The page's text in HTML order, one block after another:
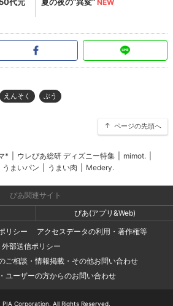
えんそく ぶう
ページの先頭へ
* ウレぴあ総研 ディズニー特集 mimot.
うまいパン うまい肉 Medery.
ぴあ関連サイト
ぴあ(アプリ&Web)
リシー
アクセスデータの利用・著作権等
外部送信ポリシー
ご相談・情報掲載・その他お問い合わせ
ユーザーの方からのお問い合わせ
Corporation. All Rights Reserved.